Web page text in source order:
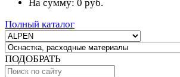
На сумму: 0 руб.
Полный каталог
ПОДОБРАТЬ